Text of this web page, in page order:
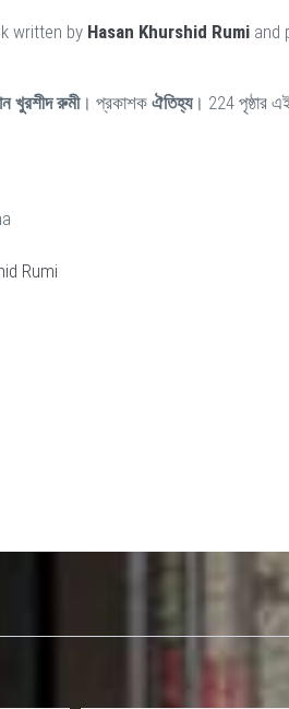
written by Hasan Khurshid Rumi and
খুরশীদ রুমী। প্রকাশক ঐতিহ্য। 224 পৃষ্ঠার
Rumi